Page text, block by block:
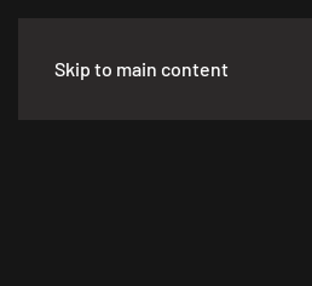
Skip to main content